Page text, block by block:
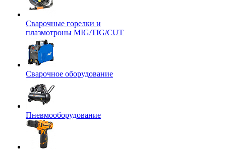
Сварочные горелки и
плазмотроны MIG/TIG/CUT
Сварочное оборудование
Пневмооборудование